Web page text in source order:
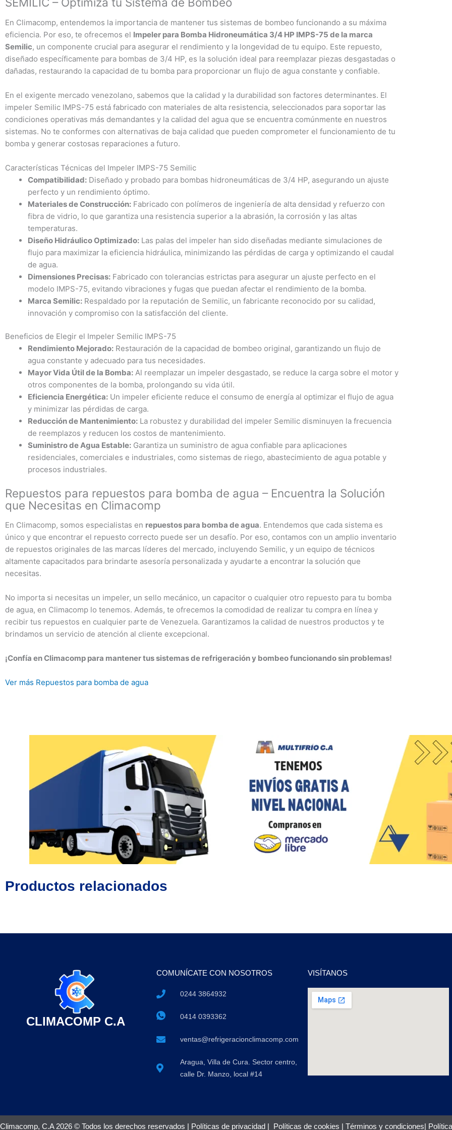
En Climacomp, entendemos la importancia de mantener tus sistemas de bombeo funcionando a su máxima
eficiencia. Por eso, te ofrecemos el Impeler para Bomba Hidroneumática 3/4 HP IMPS-75 de la marca
Semilic, un componente crucial para asegurar el rendimiento y la longevidad de tu equipo. Este repuesto,
diseñado específicamente para bombas de 3/4 HP, es la solución ideal para reemplazar piezas desgastadas o
dañadas, restaurando la capacidad de tu bomba para proporcionar un flujo de agua constante y confiable.
En el exigente mercado venezolano, sabemos que la calidad y la durabilidad son factores determinantes. El
impeler Semilic IMPS-75 está fabricado con materiales de alta resistencia, seleccionados para soportar las
condiciones operativas más demandantes y la calidad del agua que se encuentra comúnmente en nuestros
sistemas. No te conformes con alternativas de baja calidad que pueden comprometer el funcionamiento de tu
bomba y generar costosas reparaciones a futuro.
Características Técnicas del Impeler IMPS-75 Semilic
Compatibilidad: Diseñado y probado para bombas hidroneumáticas de 3/4 HP, asegurando un ajuste
perfecto y un rendimiento óptimo.
Materiales de Construcción: Fabricado con polímeros de ingeniería de alta densidad y refuerzo con
fibra de vidrio, lo que garantiza una resistencia superior a la abrasión, la corrosión y las altas
temperaturas.
Diseño Hidráulico Optimizado: Las palas del impeler han sido diseñadas mediante simulaciones de
flujo para maximizar la eficiencia hidráulica, minimizando las pérdidas de carga y optimizando el caudal
de agua.
Dimensiones Precisas: Fabricado con tolerancias estrictas para asegurar un ajuste perfecto en el
modelo IMPS-75, evitando vibraciones y fugas que puedan afectar el rendimiento de la bomba.
Marca Semilic: Respaldado por la reputación de Semilic, un fabricante reconocido por su calidad,
innovación y compromiso con la satisfacción del cliente.
Beneficios de Elegir el Impeler Semilic IMPS-75
Rendimiento Mejorado: Restauración de la capacidad de bombeo original, garantizando un flujo de
agua constante y adecuado para tus necesidades.
Mayor Vida Útil de la Bomba: Al reemplazar un impeler desgastado, se reduce la carga sobre el motor y
otros componentes de la bomba, prolongando su vida útil.
Eficiencia Energética: Un impeler eficiente reduce el consumo de energía al optimizar el flujo de agua
y minimizar las pérdidas de carga.
Reducción de Mantenimiento: La robustez y durabilidad del impeler Semilic disminuyen la frecuencia
de reemplazos y reducen los costos de mantenimiento.
Suministro de Agua Estable: Garantiza un suministro de agua confiable para aplicaciones
residenciales, comerciales e industriales, como sistemas de riego, abastecimiento de agua potable y
procesos industriales.
Repuestos para repuestos para bomba de agua – Encuentra la Solución
que Necesitas en Climacomp
En Climacomp, somos especialistas en repuestos para bomba de agua. Entendemos que cada sistema es
único y que encontrar el repuesto correcto puede ser un desafío. Por eso, contamos con un amplio inventario
de repuestos originales de las marcas líderes del mercado, incluyendo Semilic, y un equipo de técnicos
altamente capacitados para brindarte asesoría personalizada y ayudarte a encontrar la solución que
necesitas.
No importa si necesitas un impeler, un sello mecánico, un capacitor o cualquier otro repuesto para tu bomba
de agua, en Climacomp lo tenemos. Además, te ofrecemos la comodidad de realizar tu compra en línea y
recibir tus repuestos en cualquier parte de Venezuela. Garantizamos la calidad de nuestros productos y te
brindamos un servicio de atención al cliente excepcional.
¡Confía en Climacomp para mantener tus sistemas de refrigeración y bombeo funcionando sin problemas!
Ver más Repuestos para bomba de agua
Productos relacionados
CLIMACOMP C.A
COMUNÍCATE CON NOSOTROS
0244 3864932
0414 0393362
ventas@refrigeracionclimacomp.com
Aragua, Villa de Cura. Sector centro,
calle Dr. Manzo, local #14
VISÍTANOS
Climacomp, C.A 2026 © Todos los derechos reservados | Políticas de privacidad | Políticas de cookies | Términos y condiciones| Política